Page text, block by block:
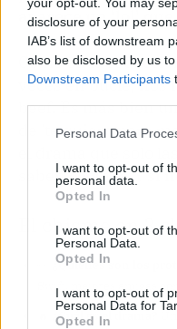
disclosure of your
IAB’s list of downstream
also be disclosed by us
Downstream Participants
Personal Data
I want to opt-out of
personal data.
Opted In
I want to opt-out of
Personal Data.
Opted In
I want to opt-out of
Personal Data for
Opted In
aparece un 'lol'
Como en la
veces en bucle,
beef. Es más bien
de 'te quiero pero
saben cocinar. Y si
El chisme en 3
¿Quiénes son los
Swift, mejores amigas
¿Cuál es el drama?